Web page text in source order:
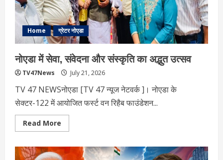
Home ग्रेटर नोएडा
नोएडा में सेवा, संवेदना और संस्कृति का अद्भुत उत्सव
TV47News July 21, 2026
TV 47 NEWSनोएडा [TV 47 न्‍यूज नेटवर्क ]। नोएडा के
सेक्टर-122 में आयोजित फर्स्ट वन रिहैब फाउंडेशन...
Read More
more
में
सेवा,